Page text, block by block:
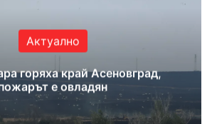
Актуално
горяха край Асеновград,
е овладян